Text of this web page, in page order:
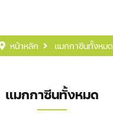
หน้าหลัก แมกกาซีนทั้งหมด
แมกกาซีนทั้งหมด